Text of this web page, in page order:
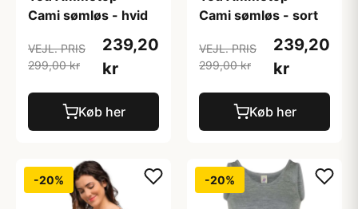
Cami sømløs - hvid
VEJL. PRIS
299,00 kr
239,20
kr
Køb her
Cami sømløs - sort
VEJL. PRIS
299,00 kr
239,20
kr
Køb her
-20% -20%